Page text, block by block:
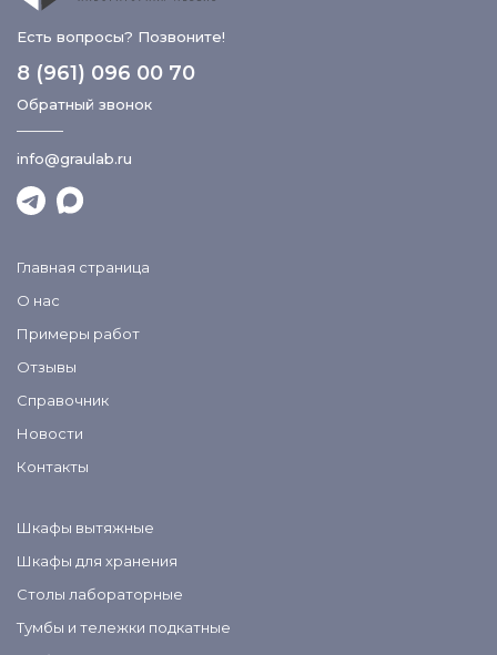
Есть вопросы? Позвоните!
8 (961) 096 00 70
Обратный звонок
info@graulab.ru
Главная страница
О нас
Примеры работ
Отзывы
Справочник
Новости
Контакты
Шкафы вытяжные
Шкафы для хранения
Столы лабораторные
Тумбы и тележки подкатные